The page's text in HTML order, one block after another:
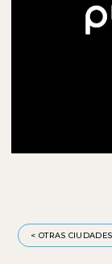
< OTRAS CIUDADES